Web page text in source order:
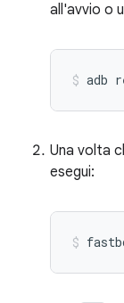
all'avvio o
adb
Una volta
esegui: